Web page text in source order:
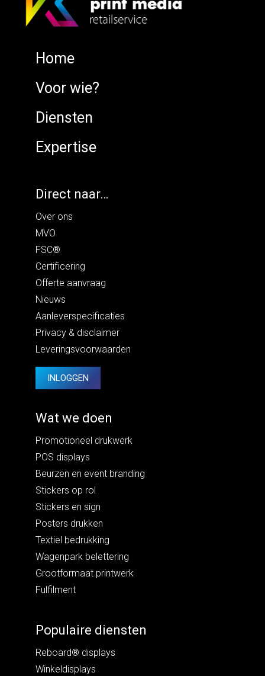
Home
Voor wie?
Diensten
Expertise
Direct naar…
Over ons
MVO
FSC®
Certificering
Offerte aanvraag
Nieuws
Aanleverspecificaties
Privacy & disclaimer
Leveringsvoorwaarden
INLOGGEN
Wat we doen
Promotioneel drukwerk
POS displays
Beurzen en event branding
Stickers op rol
Stickers en sign
Posters drukken
Textiel bedrukking
Wagenpark belettering
Grootformaat printwerk
Fulfilment
Populaire diensten
Reboard® displays
Winkeldisplays